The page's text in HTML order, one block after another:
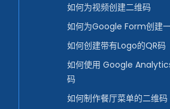
如何为视频创建二维码
如何为Google Form创建
如何创建带有Logo的QR码
如何使用 Google
码
如何制作餐厅菜单的二维码